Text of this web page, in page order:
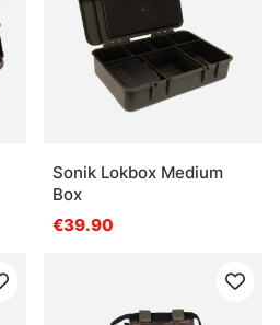
Sonik Lokbox Medium
Box
€39.90